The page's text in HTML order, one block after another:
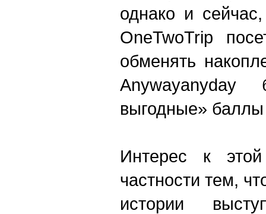
однако и
OneTwoTrip
обменять
выгодные»
Интерес к
частности тем,
истории